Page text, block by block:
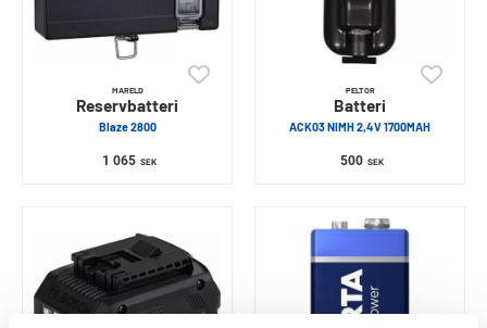
MARELD
Reservbatteri
Blaze 2800
1 065 SEK
PELTOR
Batteri
ACK03 NIMH 2,4V 1700MAH
500 SEK